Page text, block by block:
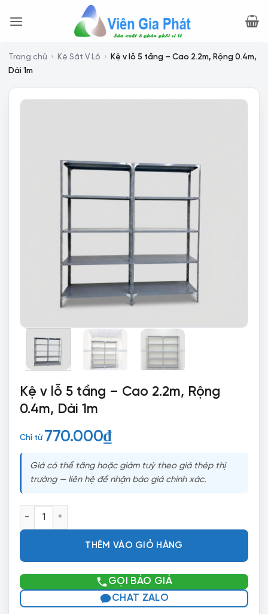
qua
dungTrang chủ › Kệ Sắt V Lỗ ›
Kệ v lỗ 5 tầng – Cao 2.2m, Rộng 0.4m,
Dài 1m
Kệ v lỗ 5 tầng – Cao 2.2m, Rộng
0.4m, Dài 1m
Chỉ từ 770.000₫
Giá có thể tăng hoặc giảm tuỳ theo giá thép thị
trường — liên hệ để nhận báo giá chính xác.
Kệ v lỗ 5 tầng - Cao 2.2m, Rộng 0.4m, Dài 1m số lượng
THÊM VÀO GIỎ HÀNG
GỌI BÁO GIÁ
CHAT ZALO